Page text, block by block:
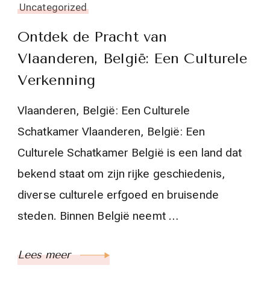
Uncategorized
Ontdek de Pracht van
Vlaanderen, België: Een Culturele
Verkenning
Vlaanderen, België: Een Culturele
Schatkamer Vlaanderen, België: Een
Culturele Schatkamer België is een land dat
bekend staat om zijn rijke geschiedenis,
diverse culturele erfgoed en bruisende
steden. Binnen België neemt …
Lees meer